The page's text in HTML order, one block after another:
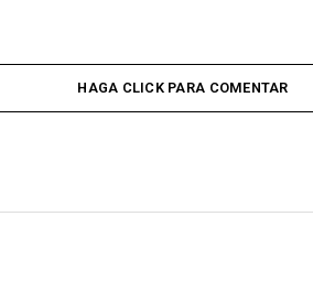
HAGA CLICK PARA COMENTAR